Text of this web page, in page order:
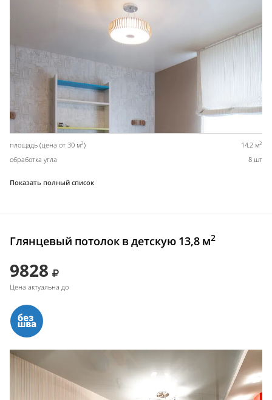
площадь (цена от 30 м2) 14,2 м2
обработка угла 8 шт
Показать полный список
Глянцевый потолок в детскую 13,8 м2
9828
Цена актуальна до